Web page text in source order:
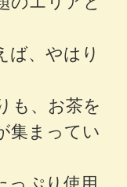
ば、やはり
も、お茶を
集まってい
っぷり使用